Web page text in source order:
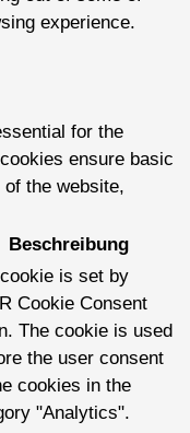
experience.
for the
ensure basic
the website,
Beschreibung
is set by
Cookie Consent
The cookie is used
the user consent
cookies in the
"Analytics".